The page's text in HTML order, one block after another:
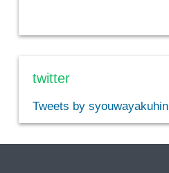
twitter
Tweets by syouwayakuhin